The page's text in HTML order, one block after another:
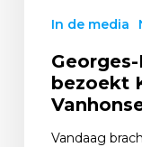
In de media
bezoekt
Vandaag